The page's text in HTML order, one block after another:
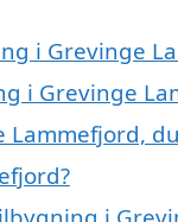
i Grevinge
i Grevinge